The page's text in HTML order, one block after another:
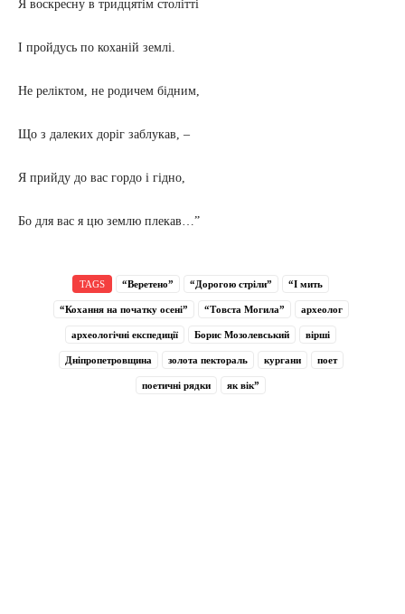
Я воскресну в тридцятім столітті
І пройдусь по коханій землі.
Не реліктом, не родичем бідним,
Що з далеких доріг заблукав, –
Я прийду до вас гордо і гідно,
Бо для вас я цю землю плекав…”
TAGS “Веретено” “Дорогою стріли” “І мить
“Кохання на початку осені” “Товста Могила” археолог
археологічні експедиції Борис Мозолевський вірші
Дніпропетровщина золота пектораль кургани поет
поетичні рядки як вік”